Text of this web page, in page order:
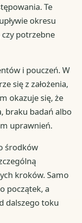
Te
okresu
potrzebne
i pouczeń. W
się z założenia,
okazuje się, że
braku badań albo
uprawnień.
środków
kroków. Samo
początek, a
dalszego toku